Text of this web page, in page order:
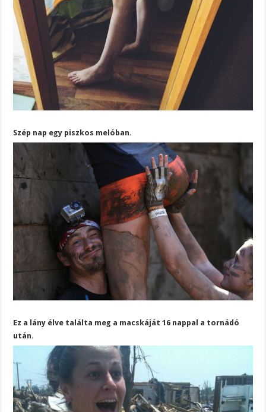
Szép nap egy piszkos melóban.
Ez a lány élve találta meg a macskáját 16 nappal a tornádó
után.